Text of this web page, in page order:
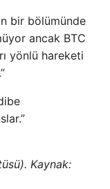
bir bölümünde
ancak BTC
yönlü hareketi
Kaynak: